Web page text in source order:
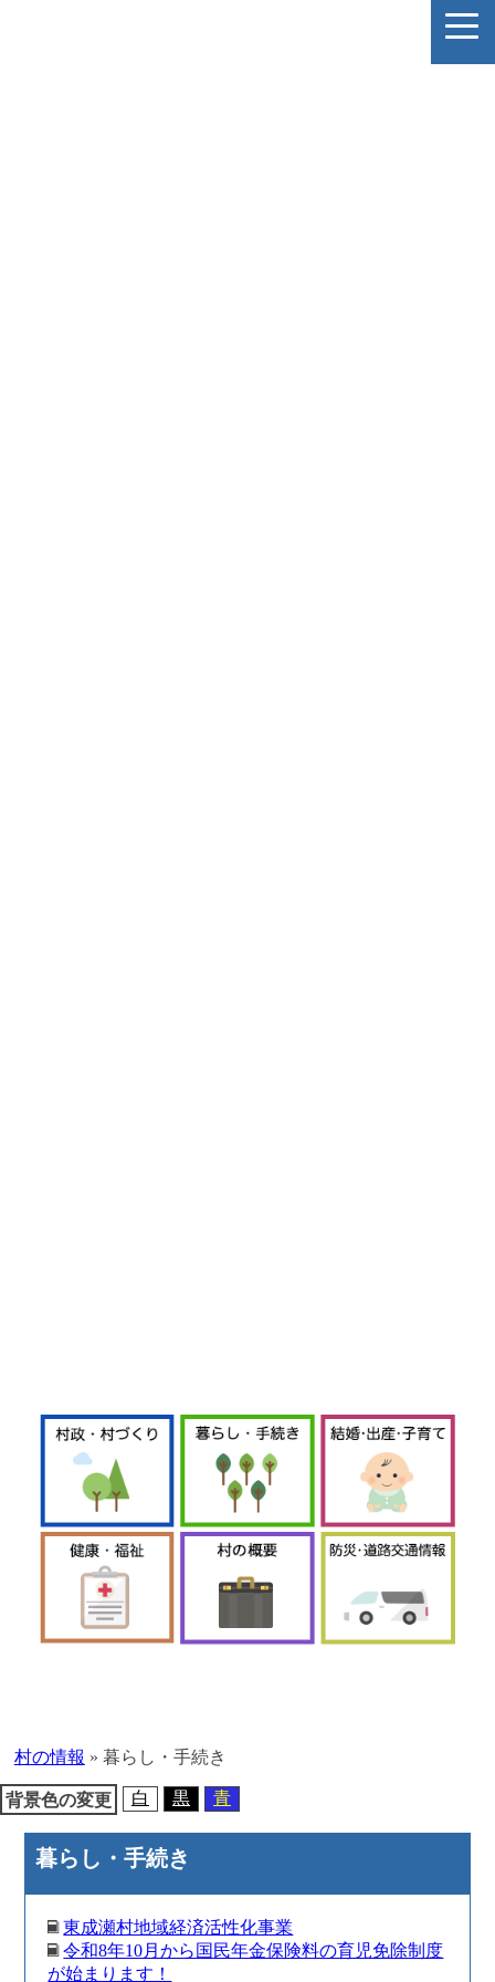
移
動
村の情報 » 暮らし・手続き
背景色の変更 白 黒 青
暮らし・手続き
東成瀬村地域経済活性化事業
令和8年10月から国民年金保険料の育児免除制度
が始まります！